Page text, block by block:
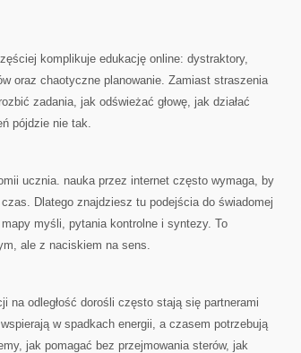
komplikuje edukację online: dystraktory,
oraz chaotyczne planowanie. Zamiast straszenia
zadania, jak odświeżać głowę, jak działać
pójdzie nie tak.
ucznia. nauka przez internet często wymaga, by
czas. Dlatego znajdziesz tu podejścia do świadomej
myśli, pytania kontrolne i syntezy. To
ale z naciskiem na sens.
na odległość dorośli często stają się partnerami
w spadkach energii, a czasem potrzebują
jak pomagać bez przejmowania sterów, jak